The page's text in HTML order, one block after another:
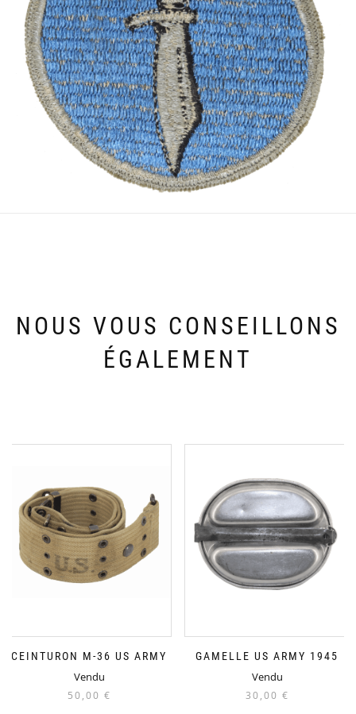
NOUS VOUS CONSEILLONS
ÉGALEMENT
CEINTURON M-36 US ARMY
Vendu
50,00 €
GAMELLE US ARMY 1945
Vendu
30,00 €